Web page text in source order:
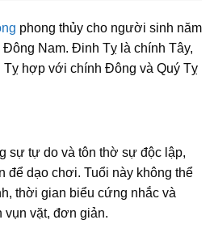
phong thủy cho người sinh năm
Nam. Đinh Tỵ là chính Tây,
Tỵ hợp với chính Đông và Quý Tỵ
sự tự do và tôn thờ sự độc lập,
để dạo chơi. Tuổi này không thể
thời gian biểu cứng nhắc và
vụn vặt, đơn giản.